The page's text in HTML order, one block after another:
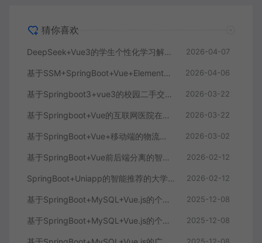
猜你喜欢
DeepSeek+Vue3的学生个性化学习解答AI系统 2026-04-07
基于SSM+SpringBoot+Vue+ElementPlus的聊天im系统 2026-04-06
基于Springboot3+vue3的校园二手交易平台 2026-03-22
基于Springboot+Vue的互联网医院在线问诊系统 2026-03-22
基于SpringBoot+Vue+移动端的物流快递系统 2026-03-02
基于SpringBoot+Vue前后端分离的智能知识库问答系统 2026-02-12
SpringBoot+Uniapp的智能推荐的大学生社交平台 2026-02-12
基于SpringBoot+MySQL+Vue.js的个人健康管理系统(附论文) 2025-12-08
基于SpringBoot+MySQL+Vue.js的个性化推荐电商系统(附论文) 2025-12-08